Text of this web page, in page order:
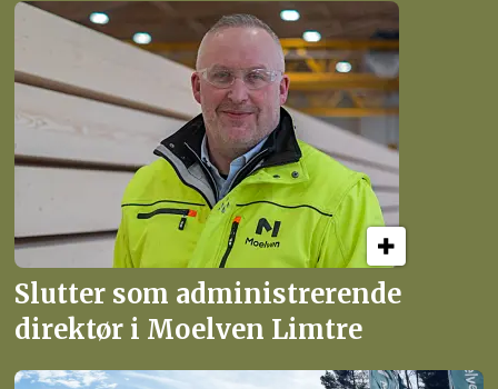
Slutter som administrerende
direktør i Moelven Limtre